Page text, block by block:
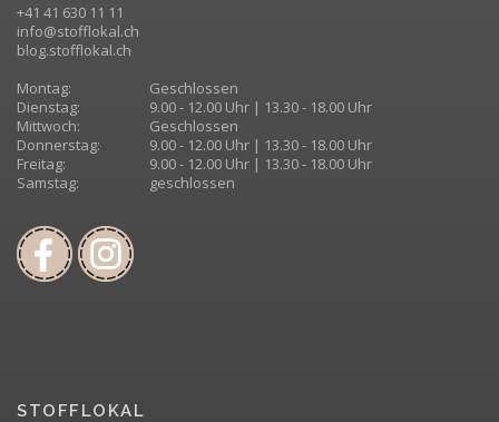
+41 41 630 11 11
info@stofflokal.ch
blog.stofflokal.ch
Montag:
Geschlossen
Dienstag:
9.00 - 12.00 Uhr | 13.30 - 18.00 Uhr
Mittwoch:
Geschlossen
Donnerstag:
9.00 - 12.00 Uhr | 13.30 - 18.00 Uhr
Freitag:
9.00 - 12.00 Uhr | 13.30 - 18.00 Uhr
Samstag:
geschlossen
STOFFLOKAL